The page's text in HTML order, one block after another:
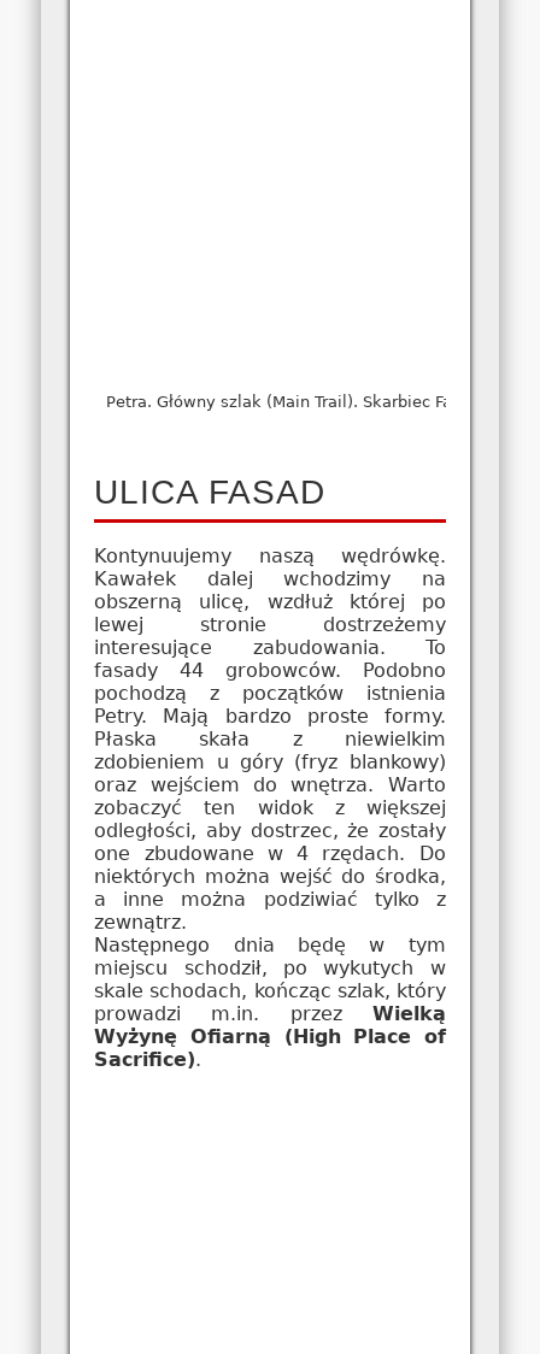
Petra. Główny szlak (Main Trail). Skarbiec Faraona
ULICA FASAD
Kontynuujemy naszą wędrówkę.
Kawałek dalej wchodzimy na
obszerną ulicę, wzdłuż której po
lewej stronie dostrzeżemy
interesujące zabudowania. To
fasady 44 grobowców. Podobno
pochodzą z początków istnienia
Petry. Mają bardzo proste formy.
Płaska skała z niewielkim
zdobieniem u góry (fryz blankowy)
oraz wejściem do wnętrza. Warto
zobaczyć ten widok z większej
odległości, aby dostrzec, że zostały
one zbudowane w 4 rzędach. Do
niektórych można wejść do środka,
a inne można podziwiać tylko z
zewnątrz.
Następnego dnia będę w tym
miejscu schodził, po wykutych w
skale schodach, kończąc szlak, który
prowadzi m.in. przez Wielką
Wyżynę Ofiarną (High Place of
Sacrifice).